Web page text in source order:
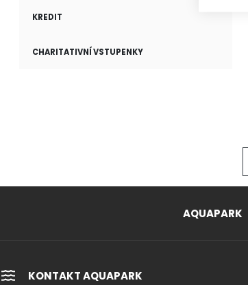
KREDIT
CHARITATIVNÍ VSTUPENKY
AQUAPARK
KONTAKT AQUAPARK